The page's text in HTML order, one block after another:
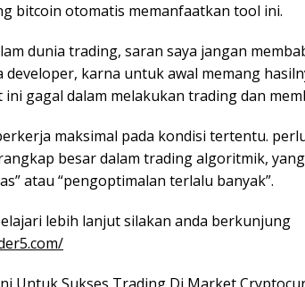
bitcoin otomatis memanfaatkan tool ini.
dunia trading, saran saya jangan
karna untuk awal memang
gagal dalam melakukan trading dan
maksimal pada kondisi tertentu.
besar dalam trading algoritmik,
atau “pengoptimalan terlalu banyak”.
lebih lanjut silakan anda berkunjung